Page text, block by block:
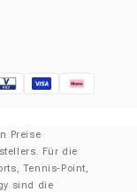
Preise
Für die
Tennis-Point,
sind die